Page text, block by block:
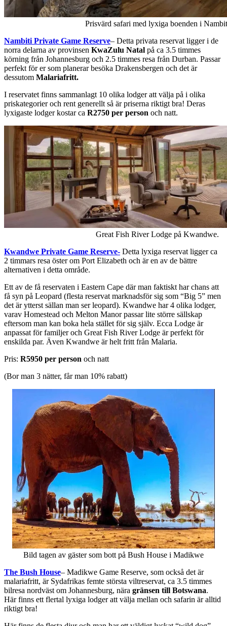
Prisvärd safari med lyxiga boenden i
Nambiti Private Game Reserve– Detta privata reservat ligger i de
norra delarna av provinsen KwaZulu Natal på ca 3.5 timmes
körning från Johannesburg och 2.5 timmes resa från Durban. Passar
perfekt för er som planerar besöka Drakensbergen och det är
dessutom Malariafritt.
I reservatet finns sammanlagt 10 olika lodger att välja på i olika
priskategorier och rent generellt så är priserna riktigt bra! Deras
lyxigaste lodger kostar ca R2750 per person och natt.
Great Fish River Lodge på Kwandwe.
Kwandwe Private Game Reserve- Detta lyxiga reservat ligger ca
2 timmars resa öster om Port Elizabeth och är en av de bättre
alternativen i detta område.
Ett av de få reservaten i Eastern Cape där man faktiskt har chans att
få syn på Leopard (flesta reservat marknadsför sig som “Big 5” men
det är ytterst sällan man ser leopard). Kwandwe har 4 olika lodger,
varav Homestead och Melton Manor passar lite större sällskap
eftersom man kan boka hela stället för sig själv. Ecca Lodge är
anpassat för familjer och Great Fish River Lodge är perfekt för
enskilda par. Även Kwandwe är helt fritt från Malaria.
Pris: R5950 per person och natt
(Bor man 3 nätter, får man 10% rabatt)
Bild tagen av gäster som bott på Bush House i Madikwe
The Bush House– Madikwe Game Reserve, som också det är
malariafritt, är Sydafrikas femte största viltreservat, ca 3.5 timmes
bilresa nordväst om Johannesburg, nära gränsen till Botswana.
Här finns ett flertal lyxiga lodger att välja mellan och safarin är alltid
riktigt bra!